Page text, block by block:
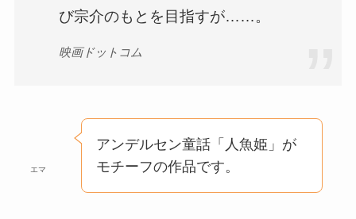
び宗介のもとを目指すが……。
映画ドットコム
エマ
アンデルセン童話「人魚姫」が
モチーフの作品です。